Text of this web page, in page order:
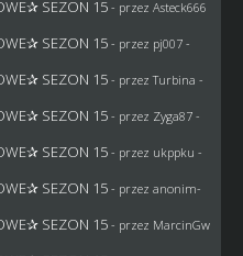
SEZON 15 - przez Asteck666
SEZON 15 - przez pj007-
SEZON 15 - przez Turbina -
SEZON 15 - przez Zyga87-
SEZON 15 - przez ukppku -
SEZON 15 - przez anonim-
SEZON 15 - przez MarcinGw